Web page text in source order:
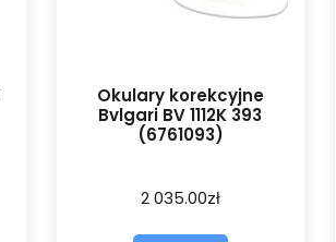
Okulary korekcyjne
Bvlgari BV 1112K 393
(6761093)
2 035.00zł